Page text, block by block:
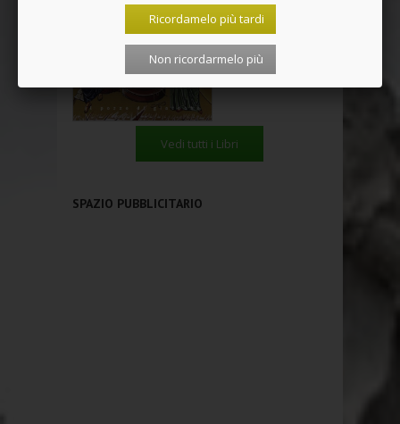
Vedi tutti i Libri
SPAZIO PUBBLICITARIO
Ricordamelo più tardi
Non ricordarmelo più